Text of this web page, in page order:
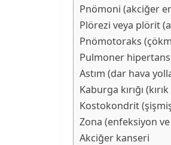
Pnömoni (akciğer
Plörezi veya plörit
Pnömotoraks
Pulmoner
Astım (dar hava
Kaburga kırığı
Kostokondrit
Zona (enfeksiyon
Akciğer kanseri